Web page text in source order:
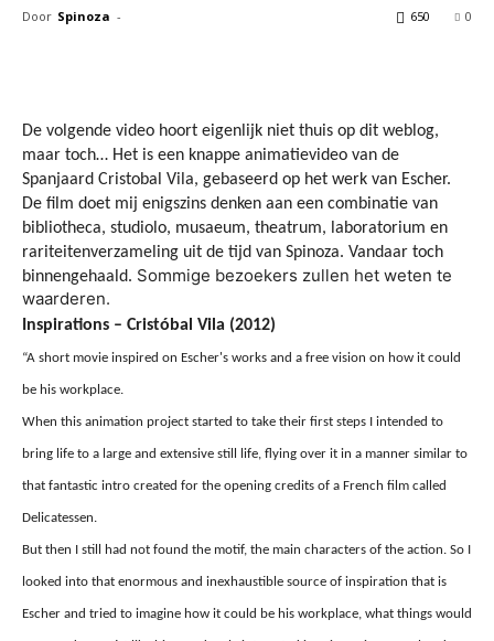
Door Spinoza - 0
650
De volgende video hoort eigenlijk niet thuis op dit weblog,
maar toch… Het is een knappe animatievideo van de
Spanjaard Cristobal Vila, gebaseerd op het werk van Escher.
De film doet mij enigszins denken aan een combinatie van
bibliotheca, studiolo, musaeum, theatrum, laboratorium en
rariteitenverzameling uit de tijd van Spinoza. Vandaar toch
binnengehaald. Sommige bezoekers zullen het weten te
waarderen.
Inspirations – Cristóbal Vila (2012)
“A short movie inspired on Escher's works and a free vision on how it could
be his workplace.
When this animation project started to take their first steps I intended to
bring life to a large and extensive still life, flying over it in a manner similar to
that fantastic intro created for the opening credits of a French film called
Delicatessen.
But then I still had not found the motif, the main characters of the action. So I
looked into that enormous and inexhaustible source of inspiration that is
Escher and tried to imagine how it could be his workplace, what things would